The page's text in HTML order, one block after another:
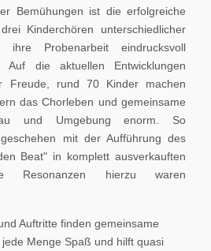
Bemühungen ist die erfolgreiche
Kinderchören unterschiedlicher
ihre Probenarbeit eindrucksvoll
Auf die aktuellen Entwicklungen
Freude, rund 70 Kinder machen
das Chorleben und gemeinsame
und Umgebung enorm. So
mit der Aufführung des
Beat" in komplett ausverkauften
Resonanzen hierzu waren
Auftritte finden gemeinsame
Menge Spaß und hilft quasi